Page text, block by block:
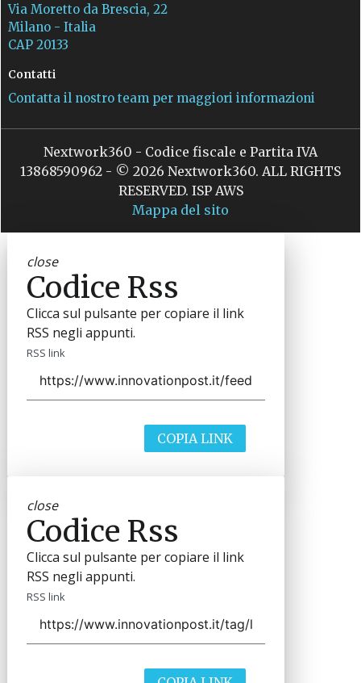
Via Moretto da Brescia, 22
Milano - Italia
CAP 20133
Contatti
Contatta il nostro team per maggiori informazioni
Nextwork360 - Codice fiscale e Partita IVA
13868590962 - © 2026 Nextwork360. ALL RIGHTS
RESERVED. ISP AWS
Mappa del sito
close
Codice Rss
Clicca sul pulsante per copiare il link
RSS negli appunti.
RSS link
COPIA LINK
close
Codice Rss
Clicca sul pulsante per copiare il link
RSS negli appunti.
RSS link